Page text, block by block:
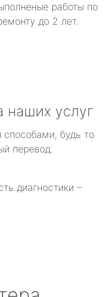
работы по
до 2 лет.
наших услуг
будь то
перевод.
диагностики –